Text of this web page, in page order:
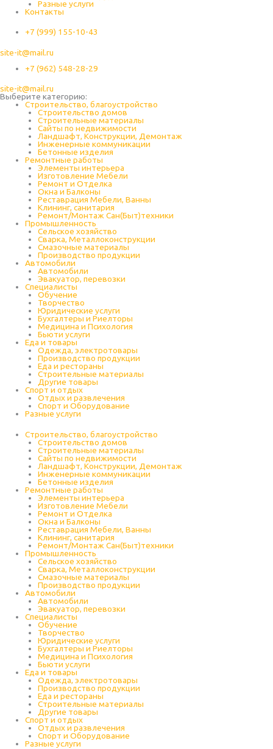
Разные услуги
Контакты
+7 (999) 155-10-43
site-it@mail.ru
+7 (962) 548-28-29
site-it@mail.ru
Выберите категорию:
Строительство, благоустройство
Строительство домов
Строительные материалы
Сайты по недвижимости
Ландшафт, Конструкции, Демонтаж
Инженерные коммуникации
Бетонные изделия
Ремонтные работы
Элементы интерьера
Изготовление Мебели
Ремонт и Отделка
Окна и Балконы
Реставрация Мебели, Ванны
Клининг, санитария
Ремонт/Монтаж Сан(Быт)техники
Промышленность
Cельское хозяйство
Сварка, Металлоконструкции
Cмазочные материалы
Производство продукции
Автомобили
Автомобили
Эвакуатор, перевозки
Специалисты
Обучение
Творчество
Юридические услуги
Бухгалтеры и Риелторы
Медицина и Психология
Бьюти услуги
Еда и товары
Одежда, электротовары
Производство продукции
Еда и рестораны
Строительные материалы
Другие товары
Спорт и отдых
Отдых и развлечения
Спорт и Оборудование
Разные услуги
Строительство, благоустройство
Строительство домов
Строительные материалы
Сайты по недвижимости
Ландшафт, Конструкции, Демонтаж
Инженерные коммуникации
Бетонные изделия
Ремонтные работы
Элементы интерьера
Изготовление Мебели
Ремонт и Отделка
Окна и Балконы
Реставрация Мебели, Ванны
Клининг, санитария
Ремонт/Монтаж Сан(Быт)техники
Промышленность
Cельское хозяйство
Сварка, Металлоконструкции
Cмазочные материалы
Производство продукции
Автомобили
Автомобили
Эвакуатор, перевозки
Специалисты
Обучение
Творчество
Юридические услуги
Бухгалтеры и Риелторы
Медицина и Психология
Бьюти услуги
Еда и товары
Одежда, электротовары
Производство продукции
Еда и рестораны
Строительные материалы
Другие товары
Спорт и отдых
Отдых и развлечения
Спорт и Оборудование
Разные услуги